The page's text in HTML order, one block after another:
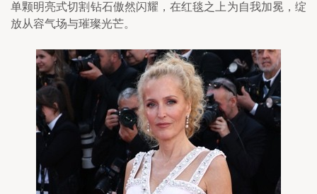
单颗明亮式切割钻石傲然闪耀，在红毯之上为自我加冕，绽
放从容气场与璀璨光芒。